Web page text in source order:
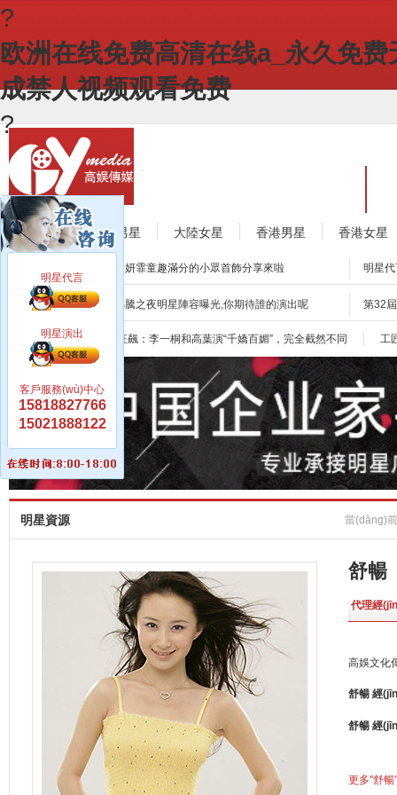
?
欧洲在线免费高清在线a_永久免
成禁人视频观看免费
?
所有明星 大陸男星 大陸女星 香港男星 香港女星
宋妍霏童趣滿分的小眾首飾分享來啦
明星代
演員海清平面代言費報價是多少？邀請海清代言需要怎么做？
明星演出推薦 沸騰之夜明星陣容曝光,你期待誰的演出呢
第32屆
樊少皇現(xiàn)身橫店，天山童姥神功重現(xiàn)江湖
獨立音
郭德綱2019首演西安站大獲成功，曬現(xiàn)場人山人海
娛樂新聞熱點 狂飆：李一桐和高葉演“千嬌百媚”，完全截然不同
工
明星資源 當(dāng)
舒暢
代理經
高娛文化
舒暢 經
舒暢 經
更多"舒
明星代言
明星演出
客戶服務(wù)中心
15818827766
15021888122